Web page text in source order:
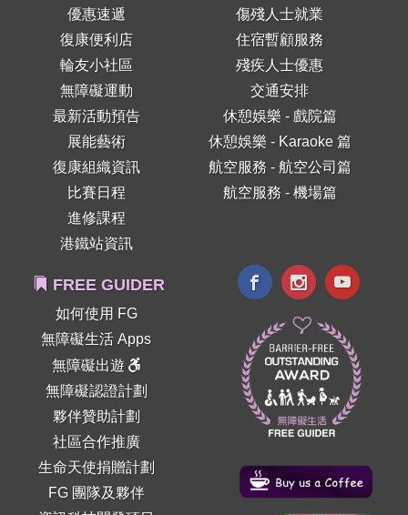
優惠速遞
復康便利店
輪友小社區
無障礙運動
最新活動預告
展能藝術
復康組織資訊
比賽日程
進修課程
港鐵站資訊
傷殘人士就業
住宿暫顧服務
殘疾人士優惠
交通安排
休憩娛樂 - 戲院篇
休憩娛樂 - Karaoke 篇
航空服務 - 航空公司篇
航空服務 - 機場篇
FREE GUIDER
如何使用 FG
無障礙生活 Apps
無障礙出遊
無障礙認證計劃
夥伴贊助計劃
社區合作推廣
生命天使捐贈計劃
FG 團隊及夥伴